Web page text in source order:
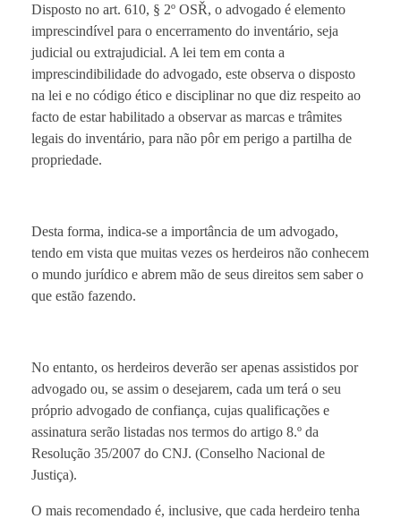
Disposto no art. 610, § 2º OSŘ, o advogado é elemento
imprescindível para o encerramento do inventário, seja
judicial ou extrajudicial. A lei tem em conta a
imprescindibilidade do advogado, este observa o disposto
na lei e no código ético e disciplinar no que diz respeito ao
facto de estar habilitado a observar as marcas e trâmites
legais do inventário, para não pôr em perigo a partilha de
propriedade.
Desta forma, indica-se a importância de um advogado,
tendo em vista que muitas vezes os herdeiros não conhecem
o mundo jurídico e abrem mão de seus direitos sem saber o
que estão fazendo.
No entanto, os herdeiros deverão ser apenas assistidos por
advogado ou, se assim o desejarem, cada um terá o seu
próprio advogado de confiança, cujas qualificações e
assinatura serão listadas nos termos do artigo 8.º da
Resolução 35/2007 do CNJ. (Conselho Nacional de
Justiça).
O mais recomendado é, inclusive, que cada herdeiro tenha